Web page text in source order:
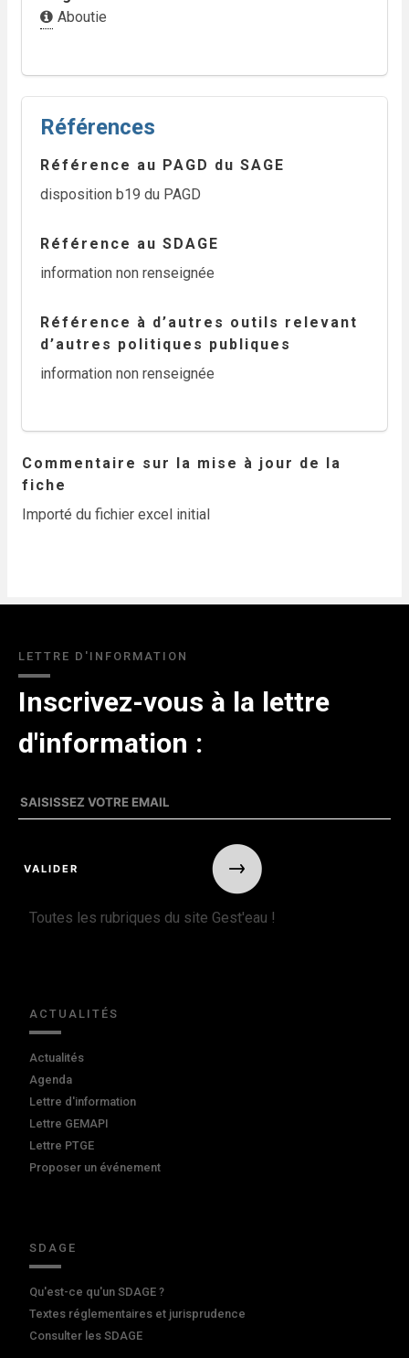
Aboutie
Références
Référence au PAGD du SAGE
disposition b19 du PAGD
Référence au SDAGE
information non renseignée
Référence à d’autres outils relevant
d’autres politiques publiques
information non renseignée
Commentaire sur la mise à jour de la
fiche
Importé du fichier excel initial
LETTRE D'INFORMATION
Inscrivez-vous à la lettre
d'information :
Toutes les rubriques du site Gest'eau !
ACTUALITÉS
Actualités
Agenda
Lettre d'information
Lettre GEMAPI
Lettre PTGE
Proposer un événement
SDAGE
Qu'est-ce qu'un SDAGE ?
Textes réglementaires et jurisprudence
Consulter les SDAGE